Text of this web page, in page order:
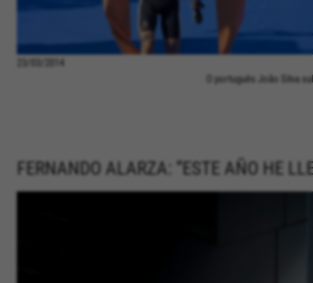
23/03/2014
O português João Silva
FERNANDO ALARZA: “ESTE AÑO HE